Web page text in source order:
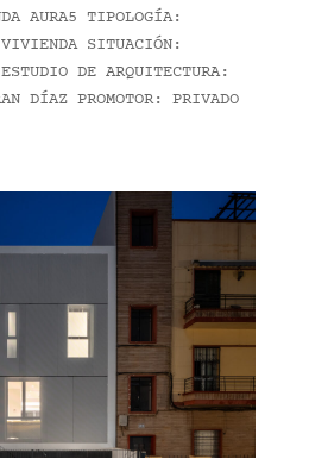
AURA5 TIPOLOGÍA:
SITUACIÓN:
DE ARQUITECTURA:
DÍAZ PROMOTOR: PRIVADO